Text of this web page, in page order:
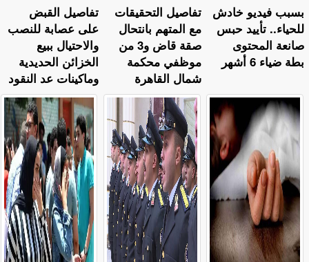
تفاصيل القبض
على عصابة للنصب
والاحتيال ببيع
الخزائن الحديدية
وماكينات عد النقود
تفاصيل التحقيقات
مع المتهم بانتحال
صقة قاض و3 من
موظفي محكمة
شمال القاهرة
بسبب فيديو خادش
للحياء.. تأييد حبس
صانعة المحتوى
بطة ضياء 6 أشهر